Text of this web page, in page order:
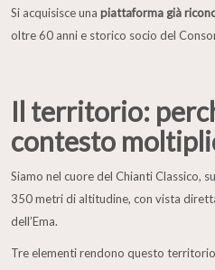
Si acquisisce una piattaforma già
oltre 60 anni e storico socio del
Il territorio:
contesto
Siamo nel cuore del Chianti Classico,
350 metri di altitudine, con vista
dell’Ema.
Tre elementi rendono questo